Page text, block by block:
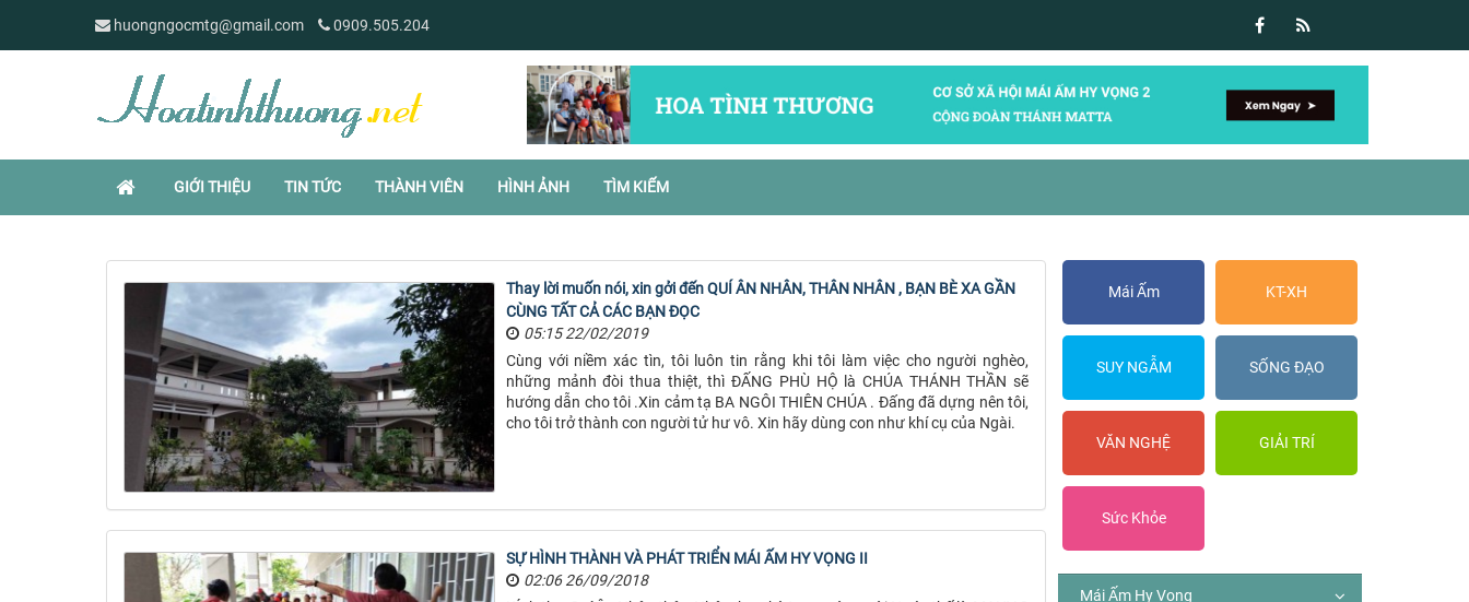
huongngocmtg@gmail.com 0909.505.204
GIỚI THIỆU TIN TỨC THÀNH VIÊN HÌNH ẢNH TÌM KIẾM
Thay lời muốn nói, xin gởi đến QUÍ ÂN NHÂN, THÂN NHÂN , BẠN BÈ XA GẦN
CÙNG TẤT CẢ CÁC BẠN ĐỌC
05:15 22/02/2019
Cùng với niềm xác tìn, tôi luôn tin rằng khi tôi làm việc cho người nghèo,
những mảnh đòi thua thiệt, thì ĐẤNG PHÙ HỘ là CHÚA THÁNH THẦN sẽ
hướng dẫn cho tôi .Xin cảm tạ BA NGÔI THIÊN CHÚA . Đấng đã dựng nên tôi,
cho tôi trở thành con người tử hư vô. Xin hãy dùng con như khí cụ của Ngài.
SỰ HÌNH THÀNH VÀ PHÁT TRIỂN MÁI ẤM HY VỌNG II
02:06 26/09/2018
Mái Ấm KT-XH
SUY NGẪM SỐNG ĐẠO
VĂN NGHỆ GIẢI TRÍ
Sức Khỏe
Mái Ấm Hy Vọng